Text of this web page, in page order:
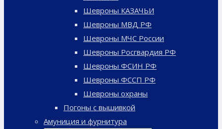
Шевроны КАЗАЧЬИ
Шевроны МВД РФ
Шевроны МЧС России
Шевроны Росгвардия РФ
Шевроны ФСИН РФ
Шевроны ФССП РФ
Шевроны охраны
Погоны с вышивкой
Амуниция и фурнитура